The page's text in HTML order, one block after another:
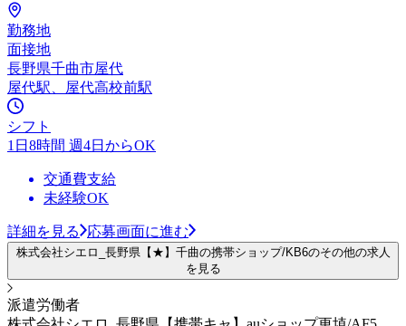
勤務地
面接地
長野県千曲市屋代
屋代駅、屋代高校前駅
シフト
1日8時間 週4日からOK
交通費支給
未経験OK
詳細を見る 応募画面に進む
株式会社シエロ_長野県【★】千曲の携帯ショップ/KB6のその他の求人
を見る
派遣労働者